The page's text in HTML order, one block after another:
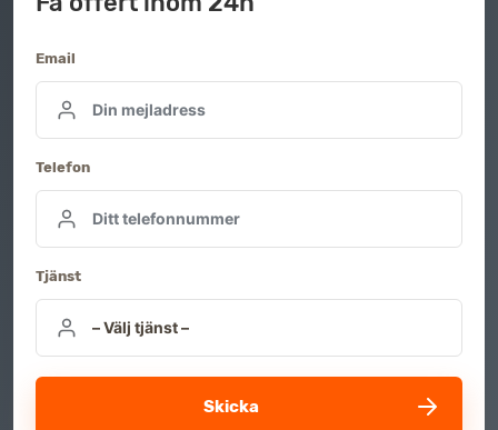
Email
Telefon
Tjänst
Skicka